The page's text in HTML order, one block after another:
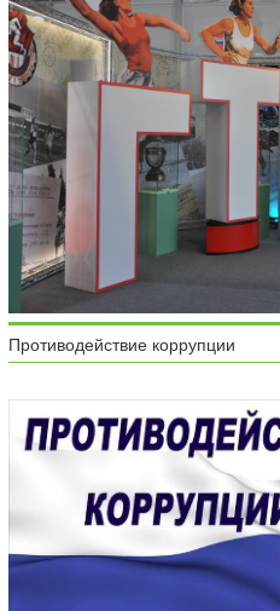
Противодействие коррупции